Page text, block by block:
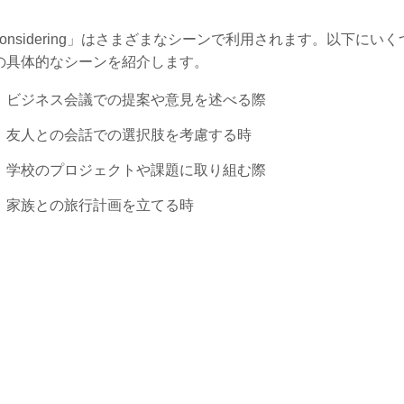
」はさまざまなシーンで利用されます。以下にいく
具体的なシーンを紹介します。
ビジネス会議での提案や意見を述べる際
友人との会話での選択肢を考慮する時
学校のプロジェクトや課題に取り組む際
家族との旅行計画を立てる時